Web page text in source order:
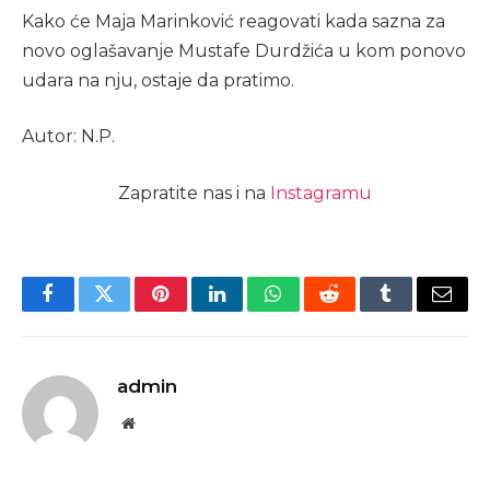
Kako će Maja Marinković reagovati kada sazna za
novo oglašavanje Mustafe Durdžića u kom ponovo
udara na nju, ostaje da pratimo.
Autor: N.P.
Zapratite nas i na Instagramu
FacebookTwitterPinterestLinkedInWhatsAppRedditTumblrEmail
admin
Website